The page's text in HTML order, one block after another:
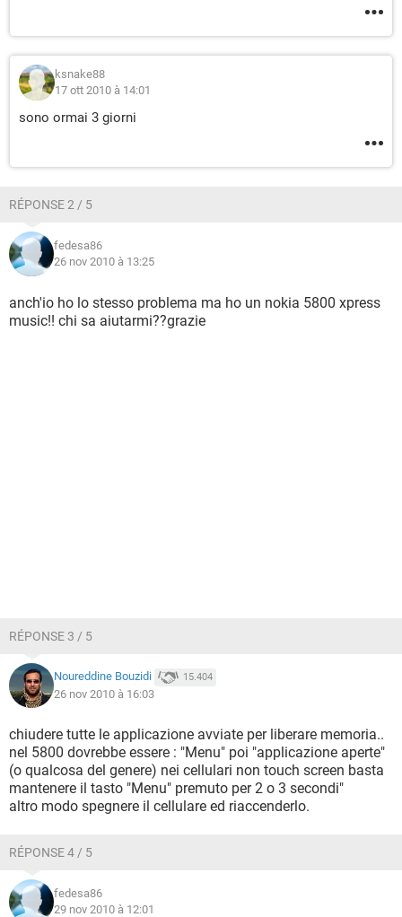
ksnake88
17 ott 2010 à 14:01
sono ormai 3 giorni
RÉPONSE 2 / 5
fedesa86
26 nov 2010 à 13:25
anch'io ho lo stesso problema ma ho un nokia 5800 xpress
music!! chi sa aiutarmi??grazie
RÉPONSE 3 / 5
Noureddine Bouzidi 15.404
26 nov 2010 à 16:03
chiudere tutte le applicazione avviate per liberare memoria..
nel 5800 dovrebbe essere : "Menu" poi "applicazione aperte"
(o qualcosa del genere) nei cellulari non touch screen basta
mantenere il tasto "Menu" premuto per 2 o 3 secondi"
altro modo spegnere il cellulare ed riaccenderlo.
RÉPONSE 4 / 5
fedesa86
29 nov 2010 à 12:01